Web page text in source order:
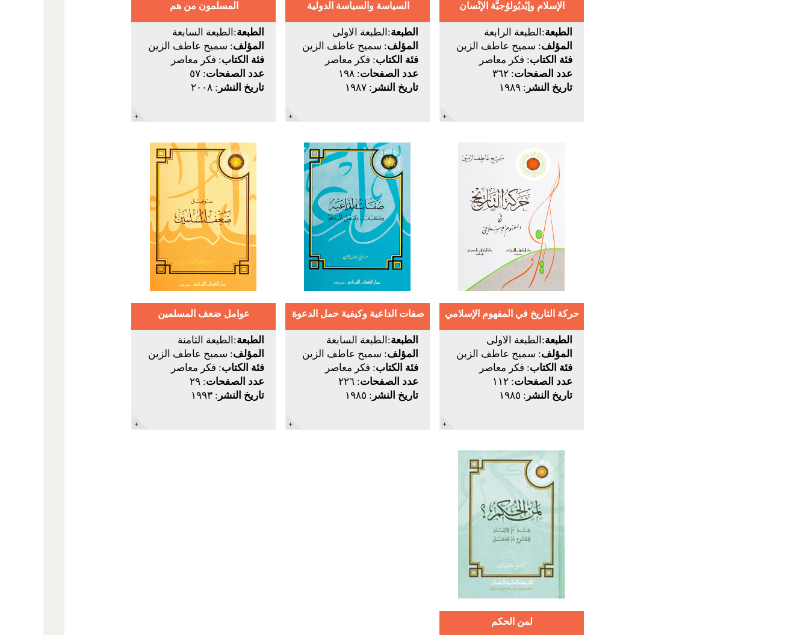
الإسلام وإيْديُولوُجيَّة الإنْسان
الطبعة:الطبعة الرابعة
المؤلف: سميح عاطف الزين
فئة الكتاب: فكر معاصر
عدد الصفحات: ٣٦٢
تاريخ النشر : ١٩٨٩
السياسة والسياسة الدولية
الطبعة:الطبعة الاولى
المؤلف: سميح عاطف الزين
فئة الكتاب: فكر معاصر
عدد الصفحات: ١٩٨
تاريخ النشر : ١٩٨٧
المسلمون من هم
الطبعة:الطبعة السابعة
المؤلف: سميح عاطف الزين
فئة الكتاب: فكر معاصر
عدد الصفحات: ٥٧
تاريخ النشر : ٢٠٠٨
حركة التاريخ في المفهوم الإسلامي
الطبعة:الطبعة الاولى
المؤلف: سميح عاطف الزين
فئة الكتاب: فكر معاصر
عدد الصفحات: ١١٢
تاريخ النشر : ١٩٨٥
صفات الداعية وكيفية حمل الدعوة
الطبعة:الطبعة السابعة
المؤلف: سميح عاطف الزين
فئة الكتاب: فكر معاصر
عدد الصفحات: ٢٢٦
تاريخ النشر : ١٩٨٥
عوامل ضعف المسلمين
الطبعة:الطبعة الثامنة
المؤلف: سميح عاطف الزين
فئة الكتاب: فكر معاصر
عدد الصفحات: ٢٩
تاريخ النشر : ١٩٩٣
لمن الحكم